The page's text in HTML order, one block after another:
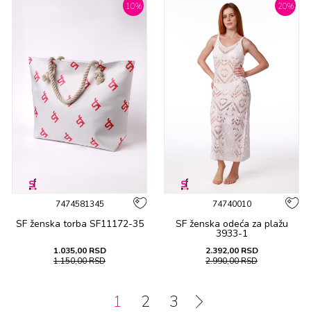
10%
7474581345
SF ženska tоrba SF11172-35
1.035,00 RSD
1.150,00RSD
20%
74740010
SF ženska оdеća za plažu
3933-1
2.392,00 RSD
2.990,00RSD
1 2 3